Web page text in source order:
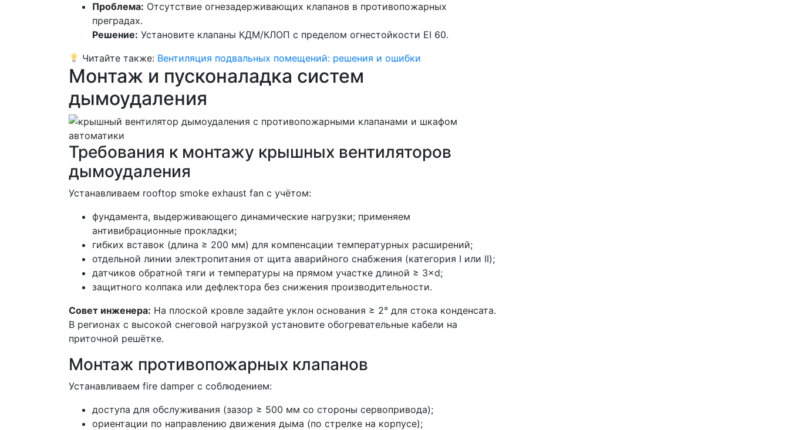
Проблема: Отсутствие огнезадерживающих клапанов в противопожарных
преградах.
Решение: Установите клапаны КДМ/КЛОП с пределом огнестойкости EI 60.
Читайте также: Вентиляция подвальных помещений: решения и ошибки
Монтаж и пусконаладка систем
дымоудаления
Требования к монтажу крышных вентиляторов
дымоудаления
Устанавливаем rooftop smoke exhaust fan с учётом:
фундамента, выдерживающего динамические нагрузки; применяем
антивибрационные прокладки;
гибких вставок (длина ≥ 200 мм) для компенсации температурных расширений;
отдельной линии электропитания от щита аварийного снабжения (категория I или II);
датчиков обратной тяги и температуры на прямом участке длиной ≥ 3×d;
защитного колпака или дефлектора без снижения производительности.
Совет инженера: На плоской кровле задайте уклон основания ≥ 2° для стока конденсата.
В регионах с высокой снеговой нагрузкой установите обогревательные кабели на
приточной решётке.
Монтаж противопожарных клапанов
Устанавливаем fire damper с соблюдением:
доступа для обслуживания (зазор ≥ 500 мм со стороны сервопривода);
ориентации по направлению движения дыма (по стрелке на корпусе);